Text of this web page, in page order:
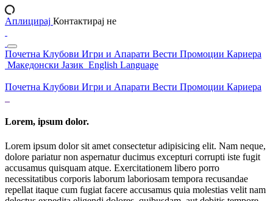
Аплицирај Контактирај не
Почетна Клубови Игри и Апарати Вести Промоции Кариера
Македонски Јазик English Language
Почетна Клубови Игри и Апарати Вести Промоции Кариера
Lorem, ipsum dolor.
Lorem ipsum dolor sit amet consectetur adipisicing elit. Nam neque,
dolore pariatur non aspernatur ducimus excepturi corrupti iste fugit
accusamus quisquam atque. Exercitationem libero porro
necessitatibus corporis laborum laboriosam tempora recusandae
repellat itaque cum fugiat facere accusamus quia molestias velit nam